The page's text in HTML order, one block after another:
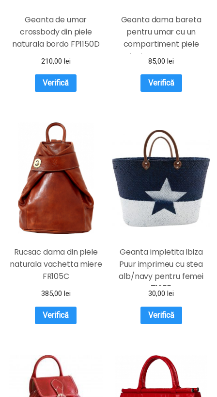
Geanta de umar
crossbody din piele
naturala bordo FP1150D
210,00 lei
Verifică
Geanta dama bareta
pentru umar cu un
compartiment piele
ecologica rosu EFAYN.RO
85,00 lei
Verifică
Rucsac dama din piele
naturala vachetta miere
FR105C
385,00 lei
Verifică
Geanta impletita Ibiza
Puur imprimeu cu stea
alb/navy pentru femei
71255
30,00lei
Verifică